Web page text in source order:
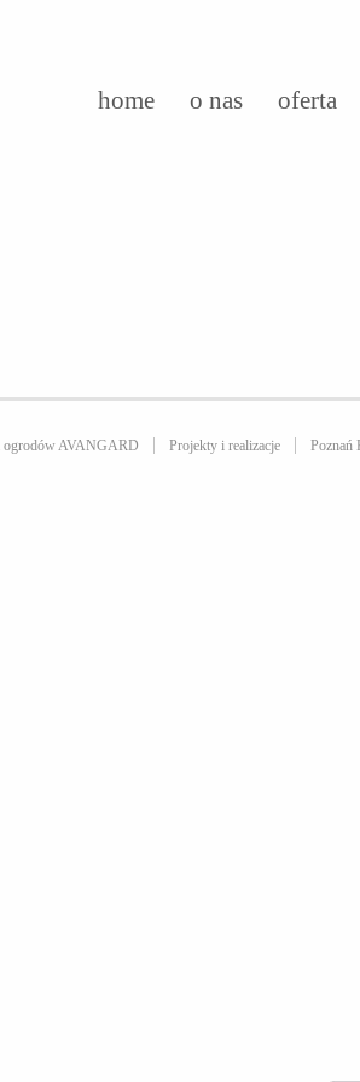
home o nas oferta
ogrodów AVANGARD Projekty i realizacje Poznań